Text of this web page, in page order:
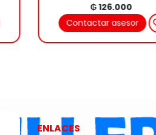
₲ 126.000
Contactar asesor
ENLACES